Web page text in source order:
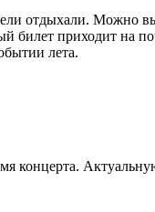
отдыхали. Можно
билет приходит
лета.
концерта.